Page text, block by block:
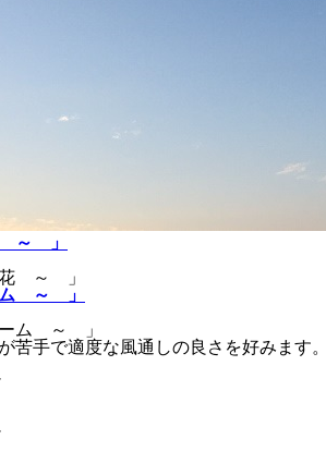
～ 」
～ 」
苦手で適度な風通しの良さを好みます